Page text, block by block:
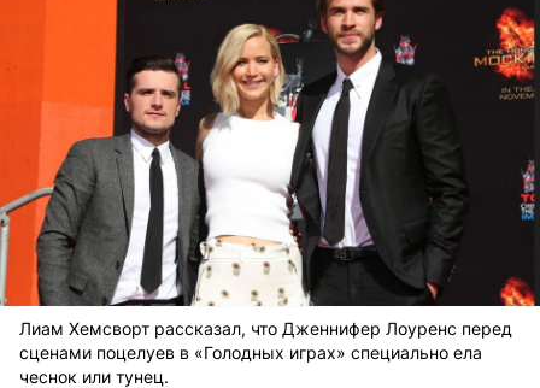
Лиам Хемсворт рассказал, что Дженнифер Лоуренс перед
сценами поцелуев в «Голодных играх» специально ела
чеснок или тунец.